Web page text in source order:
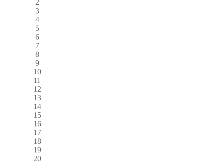
2
3
4
5
6
7
8
9
10
11
12
13
14
15
16
17
18
19
20